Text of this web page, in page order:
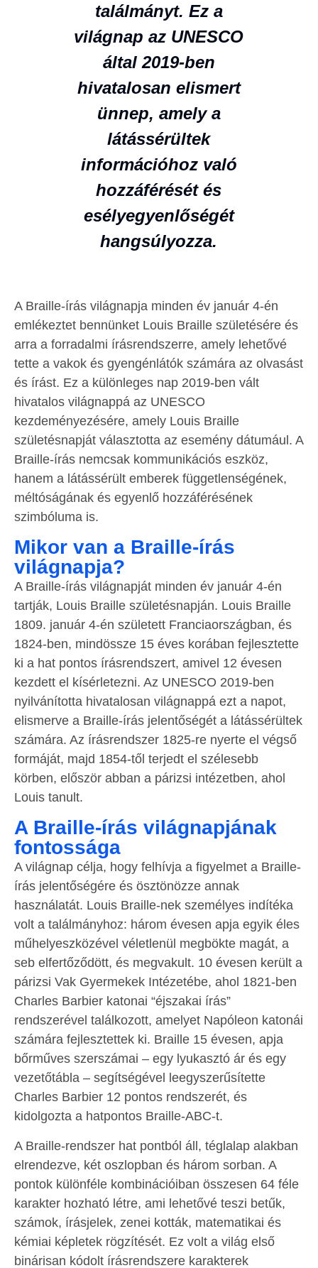
találmányt. Ez a
világnap az UNESCO
által 2019-ben
hivatalosan elismert
ünnep, amely a
látássérültek
információhoz való
hozzáférését és
esélyegyenlőségét
hangsúlyozza.
A Braille-írás világnapja minden év január 4-én
emlékeztet bennünket Louis Braille születésére és
arra a forradalmi írásrendszerre, amely lehetővé
tette a vakok és gyengénlátók számára az olvasást
és írást. Ez a különleges nap 2019-ben vált
hivatalos világnappá az UNESCO
kezdeményezésére, amely Louis Braille
születésnapját választotta az esemény dátumául. A
Braille-írás nemcsak kommunikációs eszköz,
hanem a látássérült emberek függetlenségének,
méltóságának és egyenlő hozzáférésének
szimbóluma is.
Mikor van a Braille-írás
világnapja?
A Braille-írás világnapját minden év január 4-én
tartják, Louis Braille születésnapján. Louis Braille
1809. január 4-én született Franciaországban, és
1824-ben, mindössze 15 éves korában fejlesztette
ki a hat pontos írásrendszert, amivel 12 évesen
kezdett el kísérletezni. Az UNESCO 2019-ben
nyilvánította hivatalosan világnappá ezt a napot,
elismerve a Braille-írás jelentőségét a látássérültek
számára. Az írásrendszer 1825-re nyerte el végső
formáját, majd 1854-től terjedt el szélesebb
körben, először abban a párizsi intézetben, ahol
Louis tanult.
A Braille-írás világnapjának
fontossága
A világnap célja, hogy felhívja a figyelmet a Braille-
írás jelentőségére és ösztönözze annak
használatát. Louis Braille-nek személyes indítéka
volt a találmányhoz: három évesen apja egyik éles
műhelyeszközével véletlenül megbökte magát, a
seb elfertőződött, és megvakult. 10 évesen került a
párizsi Vak Gyermekek Intézetébe, ahol 1821-ben
Charles Barbier katonai “éjszakai írás”
rendszerével találkozott, amelyet Napóleon katonái
számára fejlesztettek ki. Braille 15 évesen, apja
bőrműves szerszámai – egy lyukasztó ár és egy
vezetőtábla – segítségével leegyszerűsítette
Charles Barbier 12 pontos rendszerét, és
kidolgozta a hatpontos Braille-ABC-t.
A Braille-rendszer hat pontból áll, téglalap alakban
elrendezve, két oszlopban és három sorban. A
pontok különféle kombinációiban összesen 64 féle
karakter hozható létre, ami lehetővé teszi betűk,
számok, írásjelek, zenei kották, matematikai és
kémiai képletek rögzítését. Ez volt a világ első
binárisan kódolt írásrendszere karakterek